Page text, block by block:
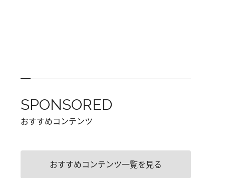
SPONSORED
おすすめコンテンツ
おすすめコンテンツ一覧を見る